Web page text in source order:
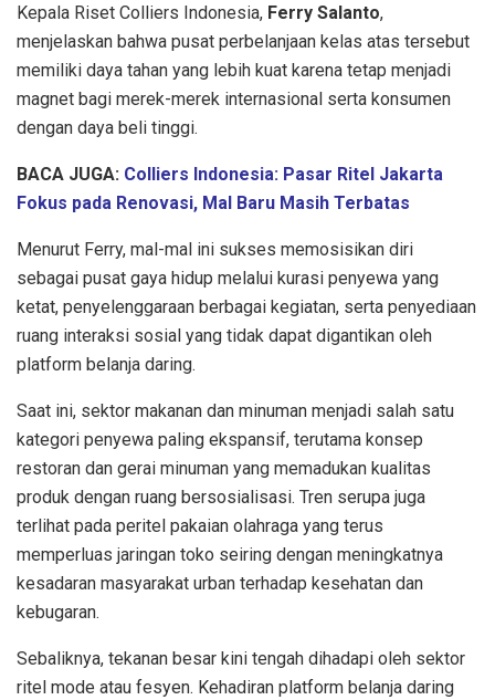
Kepala Riset Colliers Indonesia, Ferry Salanto,
menjelaskan bahwa pusat perbelanjaan kelas atas tersebut
memiliki daya tahan yang lebih kuat karena tetap menjadi
magnet bagi merek-merek internasional serta konsumen
dengan daya beli tinggi.
BACA JUGA: Colliers Indonesia: Pasar Ritel Jakarta
Fokus pada Renovasi, Mal Baru Masih Terbatas
Menurut Ferry, mal-mal ini sukses memosisikan diri
sebagai pusat gaya hidup melalui kurasi penyewa yang
ketat, penyelenggaraan berbagai kegiatan, serta penyediaan
ruang interaksi sosial yang tidak dapat digantikan oleh
platform belanja daring.
Saat ini, sektor makanan dan minuman menjadi salah satu
kategori penyewa paling ekspansif, terutama konsep
restoran dan gerai minuman yang memadukan kualitas
produk dengan ruang bersosialisasi. Tren serupa juga
terlihat pada peritel pakaian olahraga yang terus
memperluas jaringan toko seiring dengan meningkatnya
kesadaran masyarakat urban terhadap kesehatan dan
kebugaran.
Sebaliknya, tekanan besar kini tengah dihadapi oleh sektor
ritel mode atau fesyen. Kehadiran platform belanja daring